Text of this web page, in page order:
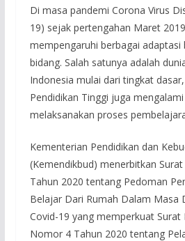
Di masa pandemi Corona Virus
19) sejak pertengahan Maret
mempengaruhi berbagai adaptasi
bidang. Salah satunya adalah
Indonesia mulai dari tingkat
Pendidikan Tinggi juga
melaksanakan proses
Kementerian Pendidikan dan
(Kemendikbud) menerbitkan
Tahun 2020 tentang Pedoman
Belajar Dari Rumah Dalam Masa
Covid-19 yang memperkuat Surat
Nomor 4 Tahun 2020 tentang